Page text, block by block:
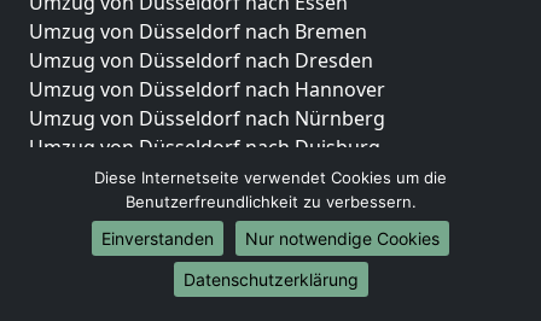
Umzug von Düsseldorf nach Bremen
Umzug von Düsseldorf nach Dresden
Umzug von Düsseldorf nach Hannover
Umzug von Düsseldorf nach Nürnberg
Umzug von Düsseldorf nach Duisburg
Umzug von Düsseldorf nach Bochum
Umzug von Düsseldorf nach Wuppertal
Umzug von Düsseldorf nach Bielefeld
Umzug von Düsseldorf nach Bonn
Umzug von Düsseldorf nach Münster
Diese Internetseite verwendet Cookies um die
Benutzerfreundlichkeit zu verbessern.
Einverstanden
Nur notwendige Cookies
Datenschutzerklärung